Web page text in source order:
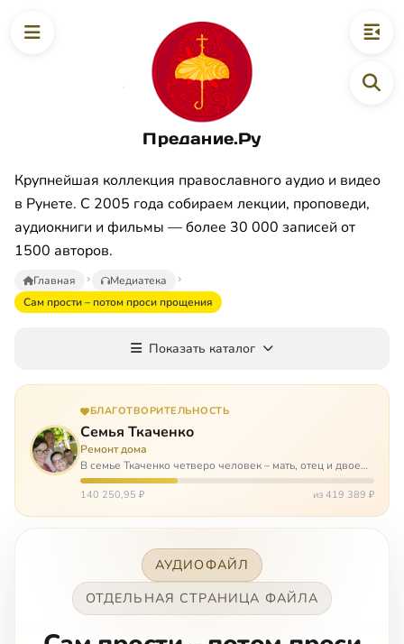
Предание.Ру
Крупнейшая коллекция православного аудио и видео
в Рунете. С 2005 года собираем лекции, проповеди,
аудиокниги и фильмы — более 30 000 записей от
1500 авторов.
Главная
Медиатека
Сам прости – потом проси прощения
Показать каталог
БЛАГОТВОРИТЕЛЬНОСТЬ
Семья Ткаченко
Ремонт дома
В семье Ткаченко четверо человек – мать, отец и двое
сыновей. И это семья – крепость. У них столько проблем
и бед, что хватило бы на много семей. Трое из четверых
140 250,95 ₽ из 419 389 ₽
АУДИОФАЙЛ
ОТДЕЛЬНАЯ СТРАНИЦА ФАЙЛА